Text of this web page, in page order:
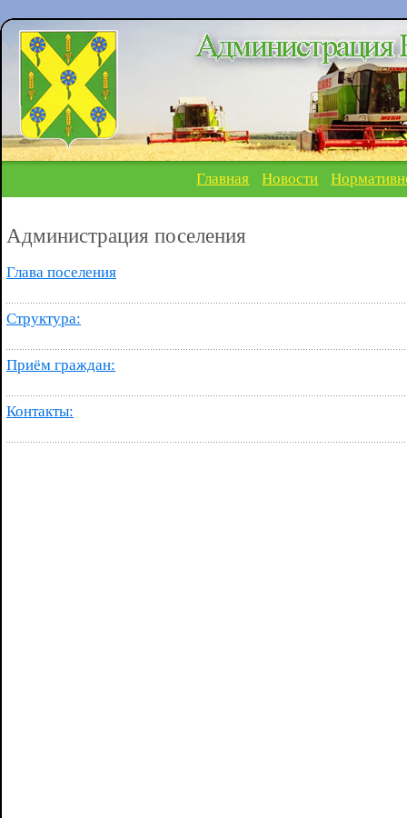
Главная Новости
Администрация поселения
Глава поселения
Структура:
Приём граждан:
Контакты: